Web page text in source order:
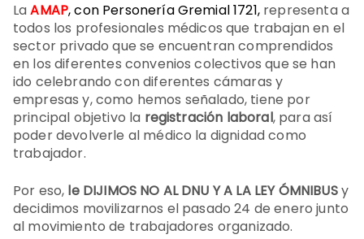
LaAMAP, con Personería Gremial 1721, representa a
todos los profesionales médicos que trabajan en el
sector privado que se encuentran comprendidos
en los diferentes convenios colectivos que se han
ido celebrando con diferentes cámaras y
empresas y, como hemos señalado, tiene por
principal objetivo la registración laboral, para así
poder devolverle al médico la dignidad como
trabajador.
Por eso, le DIJIMOS NO AL DNU Y A LA LEY ÓMNIBUSy
decidimos movilizarnos el pasado 24 de enero junto
al movimiento de trabajadores organizado.